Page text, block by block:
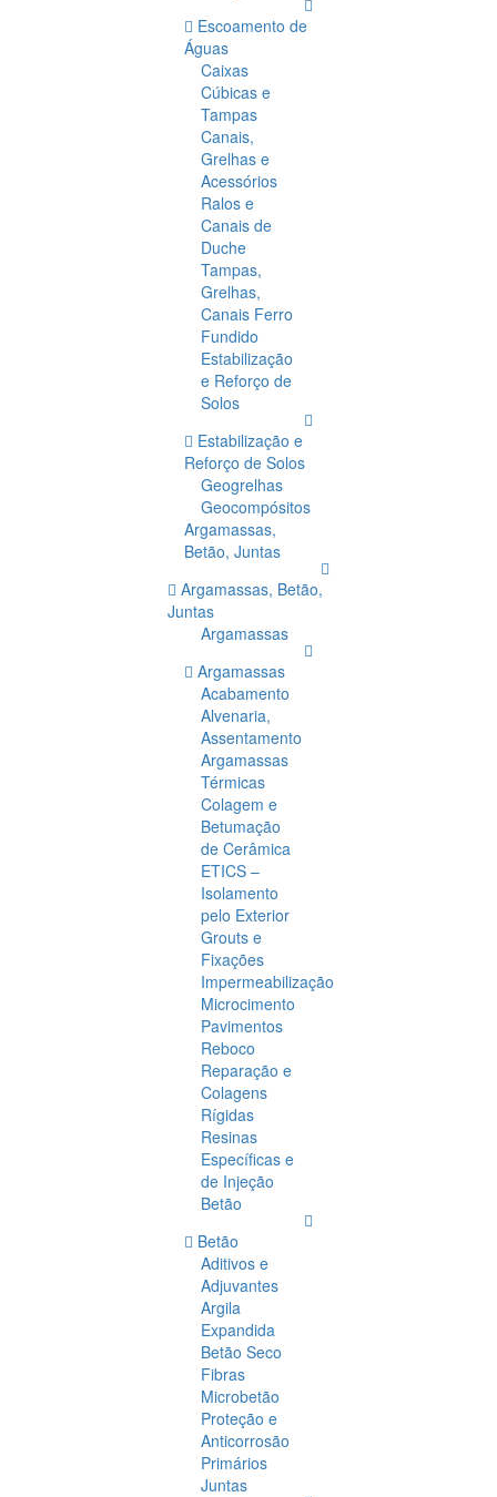
Escoamento de
Águas
Caixas
Cúbicas e
Tampas
Canais,
Grelhas e
Acessórios
Ralos e
Canais de
Duche
Tampas,
Grelhas,
Canais Ferro
Fundido
Estabilização
e Reforço de
Solos
Estabilização e
Reforço de Solos
Geogrelhas
Geocompósitos
Argamassas,
Betão, Juntas
Argamassas, Betão,
Juntas
Argamassas
Argamassas
Acabamento
Alvenaria,
Assentamento
Argamassas
Térmicas
Colagem e
Betumação
de Cerâmica
ETICS –
Isolamento
pelo Exterior
Grouts e
Fixações
Impermeabilização
Microcimento
Pavimentos
Reboco
Reparação e
Colagens
Rígidas
Resinas
Específicas e
de Injeção
Betão
Betão
Aditivos e
Adjuvantes
Argila
Expandida
Betão Seco
Fibras
Microbetão
Proteção e
Anticorrosão
Primários
Juntas